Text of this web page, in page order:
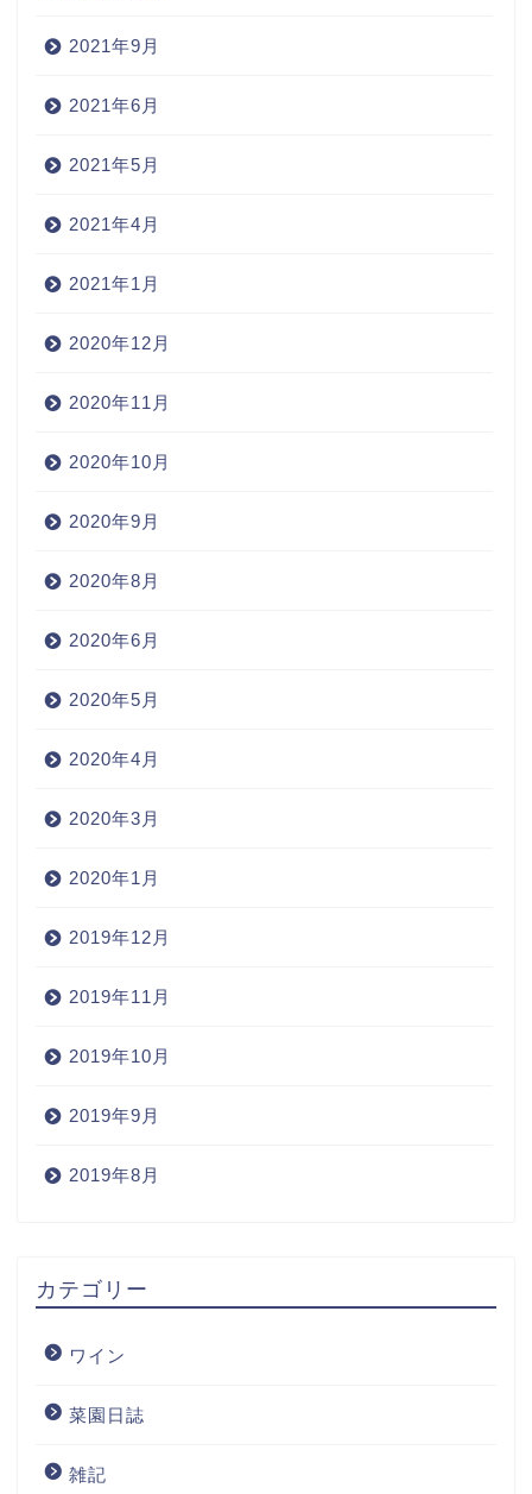
2021年9月
2021年6月
2021年5月
2021年4月
2021年1月
2020年12月
2020年11月
2020年10月
2020年9月
2020年8月
2020年6月
2020年5月
2020年4月
2020年3月
2020年1月
2019年12月
2019年11月
2019年10月
2019年9月
2019年8月
カテゴリー
ワイン
菜園日誌
雑記
Wine